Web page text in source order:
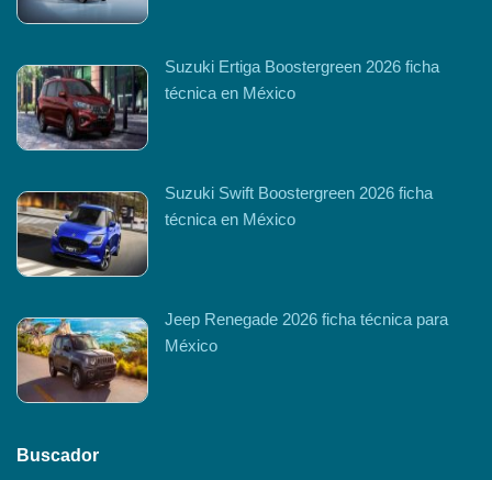
Suzuki Ertiga Boostergreen 2026 ficha
técnica en México
Suzuki Swift Boostergreen 2026 ficha
técnica en México
Jeep Renegade 2026 ficha técnica para
México
Buscador